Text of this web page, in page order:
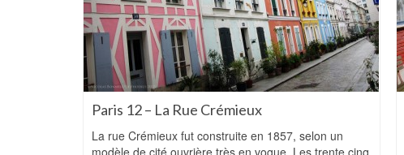
Paris 12 – La Rue Crémieux
La rue Crémieux fut construite en 1857, selon un
modèle de cité ouvrière très en vogue. Les trente cinq